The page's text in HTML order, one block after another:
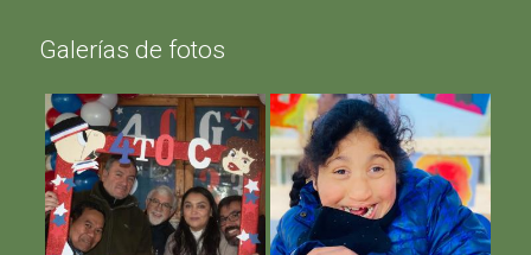
Galerías de fotos